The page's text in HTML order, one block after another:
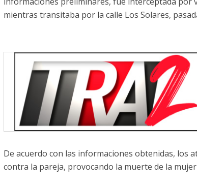
mientras transitaba por la calle Los Solares,
De acuerdo con las informaciones obtenidas, los
contra la pareja, provocando la muerte de la